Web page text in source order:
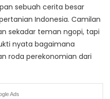
sebuah cerita besar
Indonesia. Camilan
sekadar teman ngopi, tapi
nyata bagaimana
roda perekonomian dari
Ads